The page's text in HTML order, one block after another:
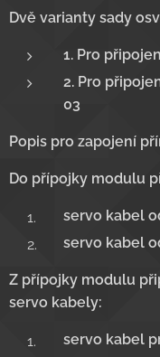
Dvě varianty sady
1. Pro
2. Pro
03
Popis pro zapojení
Do přípojky modulu
servo kabel
servo kabel
Z přípojky modulu
servo kabely:
servo kabel